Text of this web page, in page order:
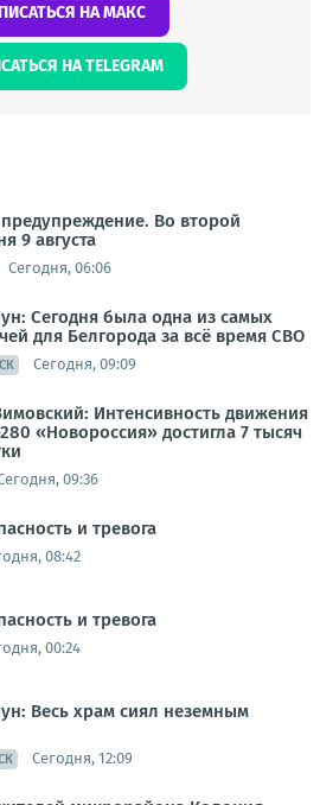
НА МАКС
НА TELEGRAM
Во второй
9 августа
Сегодня, 06:06
Сегодня была одна из самых
для Белгорода за всё время СВО
Сегодня, 09:09
Интенсивность движения
«Новороссия» достигла 7 тысяч
09:36
и тревога
08:42
и тревога
00:24
Весь храм сиял неземным
Сегодня, 12:09